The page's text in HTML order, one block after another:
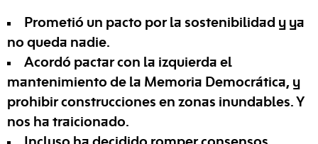
Prometió un pacto por la sostenibilidad y ya
no queda nadie.
Acordó pactar con la izquierda el
mantenimiento de la Memoria Democrática, y
prohibir construcciones en zonas inundables. Y
nos ha traicionado.